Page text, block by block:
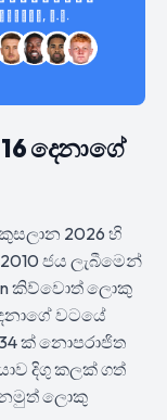
දෙනාගේ
2026 හි
ජය ලැබීමෙන්
කිව්වොත් ලොකු
වටයේ
ක් නොපරාජිත
දිගු කලක් ගත්
නමුත් ලොකු